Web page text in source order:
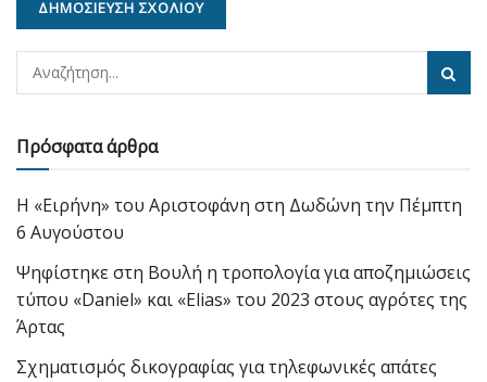
Πρόσφατα άρθρα
Η «Ειρήνη» του Αριστοφάνη στη Δωδώνη την Πέμπτη
6 Αυγούστου
Ψηφίστηκε στη Βουλή η τροπολογία για αποζημιώσεις
τύπου «Daniel» και «Elias» του 2023 στους αγρότες της
Άρτας
Σχηματισμός δικογραφίας για τηλεφωνικές απάτες